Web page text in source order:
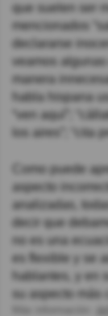
que suelen ser
mencionados
declararse
veamos
manera
habla hispana
“ven aquí”;
los aires”; “cita
Como puede
aspecto
analizadas,
decir que
no es una
es flexible y se
hablantes, y en
su aspecto más